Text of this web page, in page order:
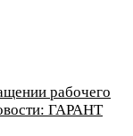
рабочего
ГАРАНТ